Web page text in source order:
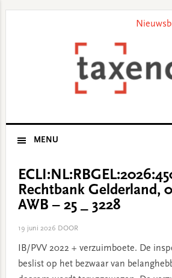
MENU
Rechtbank Gelderland,
AWB – 25 _ 3228
19 juni 2026 DOOR
IB/PVV 2022 + verzuimboete. De
beslist op het bezwaar van